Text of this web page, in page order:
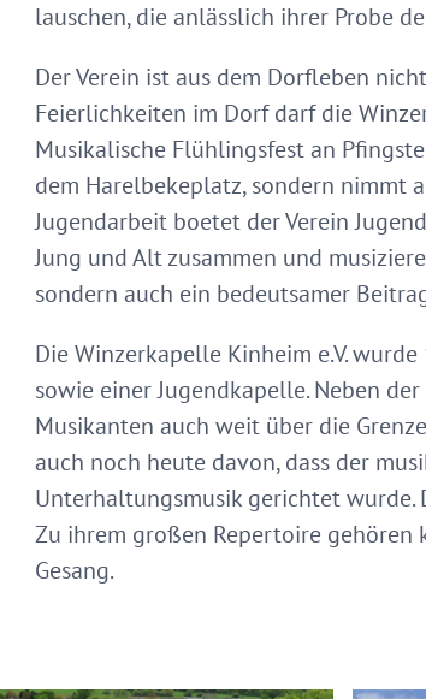
lauschen, die anlässlich ihrer Probe
Der Verein ist aus dem Dorfleben
Feierlichkeiten im Dorf darf die
Musikalische Flühlingsfest an
dem Harelbekeplatz, sondern nimmt
Jugendarbeit boetet der Verein
Jung und Alt zusammen und
sondern auch ein bedeutsamer
Die Winzerkapelle Kinheim e.V.
sowie einer Jugendkapelle. Neben
Musikanten auch weit über die
auch noch heute davon, dass der
Unterhaltungsmusik gerichtet
Zu ihrem großen Repertoire
Gesang.